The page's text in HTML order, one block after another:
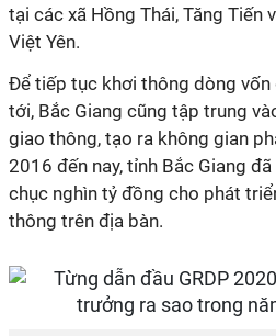
tại các xã Hồng Thái, Tăng Tiến
Việt Yên.
Để tiếp tục khơi thông dòng
tới, Bắc Giang cũng tập trung
giao thông, tạo ra không gian
2016 đến nay, tỉnh Bắc Giang
chục nghìn tỷ đồng cho phát
thông trên địa bàn.